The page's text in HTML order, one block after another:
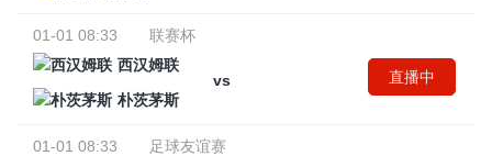
01-01 08:33
联赛杯
西汉姆联
vs
朴茨茅斯
直播中
01-01 08:33
足球友谊赛